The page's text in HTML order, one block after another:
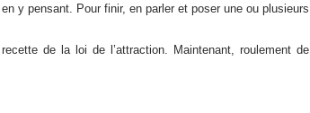
y pensant. Pour finir, en parler et poser une ou plusieurs
de la loi de l’attraction. Maintenant, roulement de